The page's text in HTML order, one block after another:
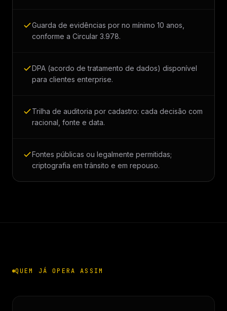
Guarda de evidências por no mínimo 10 anos,
conforme a Circular 3.978.
DPA (acordo de tratamento de dados) disponível
para clientes enterprise.
Trilha de auditoria por cadastro: cada decisão com
racional, fonte e data.
Fontes públicas ou legalmente permitidas;
criptografia em trânsito e em repouso.
QUEM JÁ OPERA ASSIM